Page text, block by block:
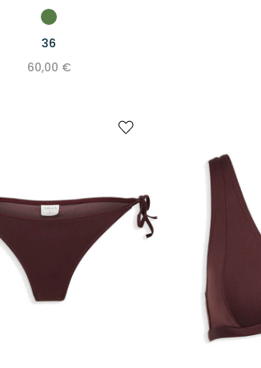
36
60,00 €